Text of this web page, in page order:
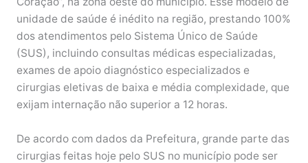
unidade de saúde é inédito na região, prestando 100%
dos atendimentos pelo Sistema Único de Saúde
(SUS), incluindo consultas médicas especializadas,
exames de apoio diagnóstico especializados e
cirurgias eletivas de baixa e média complexidade, que
exijam internação não superior a 12 horas.
De acordo com dados da Prefeitura, grande parte das
cirurgias feitas hoje pelo SUS no município pode ser